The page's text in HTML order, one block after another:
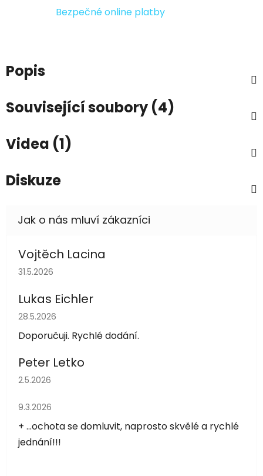
Bezpečné online platby
Popis
Související soubory (4)
Videa (1)
Diskuze
Vojtěch Lacina
Hodnocení obchodu je 5 z 5 hvězdiček.
31.5.2026
Lukas Eichler
Hodnocení obchodu je 5 z 5 hvězdiček.
28.5.2026
Doporučuji. Rychlé dodání.
Peter Letko
Hodnocení obchodu je 5 z 5 hvězdiček.
2.5.2026
Hodnocení obchodu je 5 z 5 hvězdiček.
9.3.2026
+ ...ochota se domluvit, naprosto skvělé a rychlé
jednání!!!